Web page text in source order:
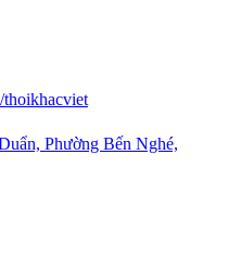
Phường Bến Nghé,